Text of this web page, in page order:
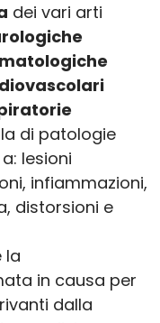
dei vari arti
di patologie
lesioni
infiammazioni,
distorsioni e
la
in causa per
dalla